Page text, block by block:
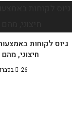
גיוס לקוחות
חיצוני,
26 בפברואר 2021